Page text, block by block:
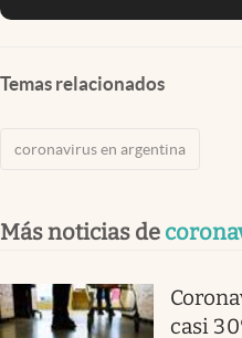
Temas relacionados
coronavirus en argentina
Más noticias de
casi